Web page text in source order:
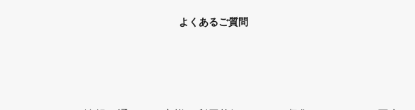
よくあるご質問